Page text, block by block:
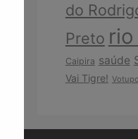
do
Preto
Caipira saúde
Vai Tigre!